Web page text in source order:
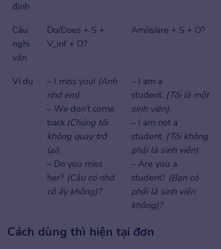
định
Câu
nghi
vấn
Do/Does + S +
V_inf + O?
Am/is/are + S + O?
Ví dụ – I miss you! (Anh
nhớ em).
– We don’t come
back.(Chúng tôi
không quay trở
lại).
– Do you miss
her? (Cậu có nhớ
cô ấy không)?
– I am a
student. (Tôi là một
sinh viên).
– I am not a
student. (Tôi không
phải là sinh viên).
– Are you a
student? (Bạn có
phải là sinh viên
không)?
Cách dùng thì hiện tại đơn